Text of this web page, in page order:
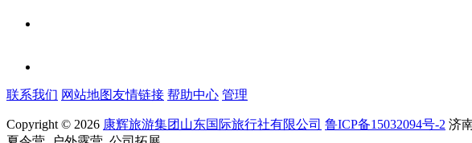
联系我们 网站地图友情链接 帮助中心 管理
Copyright © 2026 康辉旅游集团山东国际旅行社有限公司 鲁ICP备15032094号-2 济